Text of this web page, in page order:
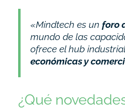
«Mindtech es un foro
mundo de las
ofrece el hub
económicas y
¿Qué